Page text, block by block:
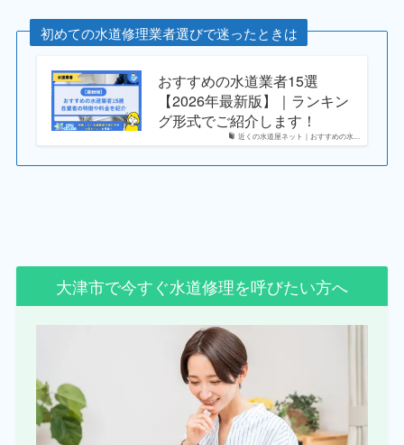
初めての水道修理業者選びで迷ったときは
近くの水道屋ネット｜おすすめの水...
おすすめの水道業者15選
【2026年最新版】｜ランキン
グ形式でご紹介します！
大津市で今すぐ水道修理を呼びたい方へ